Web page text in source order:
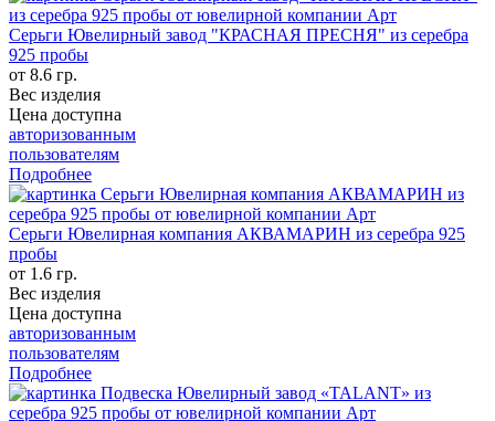
Серьги Ювелирный завод "КРАСНАЯ ПРЕСНЯ" из серебра
925 пробы
от 8.6 гр.
Вес изделия
Цена доступна
авторизованным
пользователям
Подробнее
Серьги Ювелирная компания АКВАМАРИН из серебра 925
пробы
от 1.6 гр.
Вес изделия
Цена доступна
авторизованным
пользователям
Подробнее